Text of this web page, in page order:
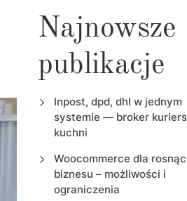
Najnowsze
publikacje
Inpost, dpd, dhl w jednym
systemie — broker
kuchni
Woocommerce dla
biznesu – możliwości i
ograniczenia